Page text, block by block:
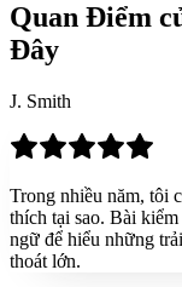
Quan Điểm
Đây
J. Smith
Trong nhiều năm, tôi
thích tại sao. Bài
ngữ để hiểu những
thoát lớn.